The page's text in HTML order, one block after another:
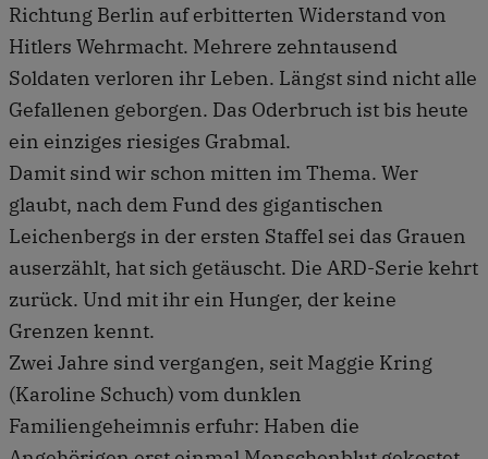
Richtung Berlin auf erbitterten Widerstand von
Hitlers Wehrmacht. Mehrere zehntausend
Soldaten verloren ihr Leben. Längst sind nicht alle
Gefallenen geborgen. Das Oderbruch ist bis heute
ein einziges riesiges Grabmal.
Damit sind wir schon mitten im Thema. Wer
glaubt, nach dem Fund des gigantischen
Leichenbergs in der ersten Staffel sei das Grauen
auserzählt, hat sich getäuscht. Die ARD-Serie kehrt
zurück. Und mit ihr ein Hunger, der keine
Grenzen kennt.
Zwei Jahre sind vergangen, seit Maggie Kring
(Karoline Schuch) vom dunklen
Familiengeheimnis erfuhr: Haben die